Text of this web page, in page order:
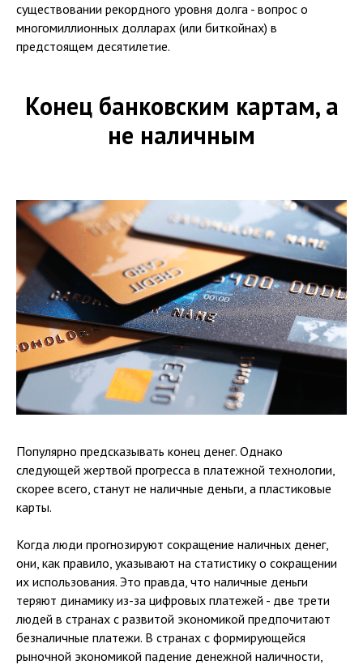
существовании рекордного уровня долга - вопрос о
многомиллионных долларах (или биткойнах) в
предстоящем десятилетие.
Конец банковским картам, а
не наличным
Популярно предсказывать конец денег. Однако
следующей жертвой прогресса в платежной технологии,
скорее всего, станут не наличные деньги, а пластиковые
карты.
Когда люди прогнозируют сокращение наличных денег,
они, как правило, указывают на статистику о сокращении
их использования. Это правда, что наличные деньги
теряют динамику из-за цифровых платежей - две трети
людей в странах с развитой экономикой предпочитают
безналичные платежи. В странах с формирующейся
рыночной экономикой падение денежной наличности,